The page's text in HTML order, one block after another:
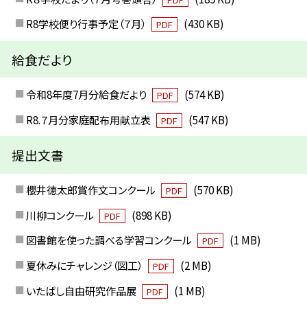
R8学校便り行事予定（７月）
PDF (430 KB)
給食だより
令和8年度7月分給食だより PDF
(574 KB)
R8.７月分家庭配布用献立表
PDF (547 KB)
提出文書
櫻井徳太郎賞作文コンクール PDF
(570 KB)
川柳コンクール
PDF
(898 KB)
図書館を使った調べる学習コンクール
PDF
(1 MB)
夏休みにチャレンジ（図工）
PDF
(2 MB)
いたばし自由研究作品展
PDF (1 MB)